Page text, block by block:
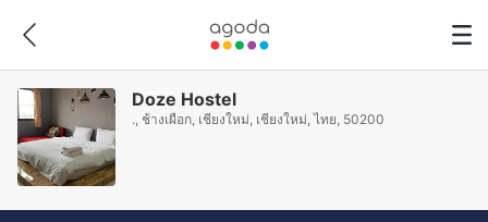
Doze Hostel
., ช้างเผือก, เชียงใหม่, เชียงใหม่, ไทย, 50200